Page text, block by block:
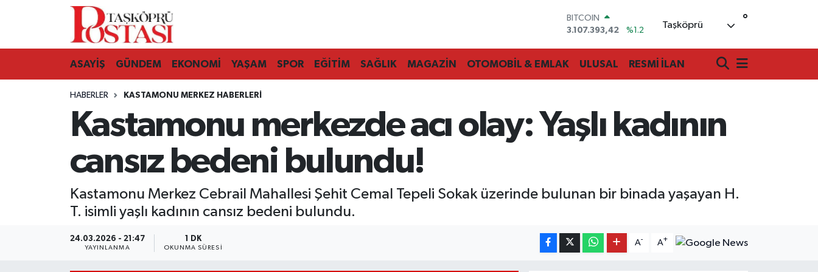
3.107.393,42
DOLAR
47,7106
%0.17
EURO
6618.49
%2.12
BİST100
13.773
Taşköprü °
ASAYİŞ GÜNDEM EKONOMİ YAŞAM SPOR EĞİTİM SAĞLIK MAGAZİN OTOMOBİL & EMLAK ULUSAL RESMİ İLAN
HABERLER KASTAMONU MERKEZ HABERLERI
Kastamonu merkezde acı olay: Yaşlı kadının
cansız bedeni bulundu!
Kastamonu Merkez Cebrail Mahallesi Şehit Cemal Tepeli Sokak üzerinde bulunan bir binada yaşayan H.
T. isimli yaşlı kadının cansız bedeni bulundu.
24.03.2026 - 21:47
YAYINLANMA
1 DK
OKUNMA SÜRESI
A- A+
Kastamonu Vefat Edenler
Araç Haberleri
Azdavay Haberleri
Bozkurt Haberleri